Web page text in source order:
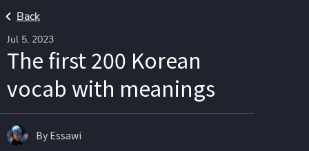
Back
Jul 5, 2023
The first 200 Korean
vocab with meanings
By Essawi